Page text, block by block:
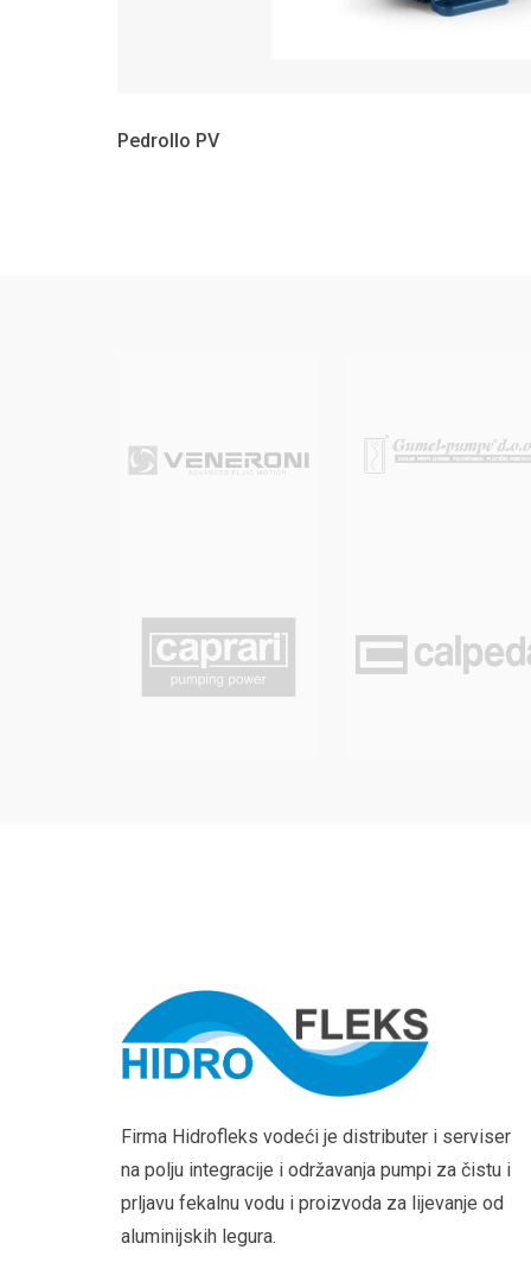
Pedrollo PV
Firma Hidrofleks vodeći je distributer i serviser
na polju integracije i održavanja pumpi za čistu i
prljavu fekalnu vodu i proizvoda za lijevanje od
aluminijskih legura.